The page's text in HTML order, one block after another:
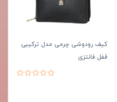
کیف رودوشی چرمی مدل ترکیبی
قفل فانتزی